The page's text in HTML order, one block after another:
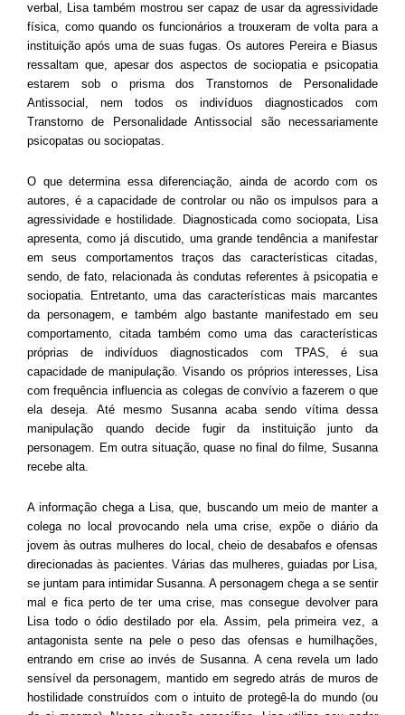
verbal, Lisa também mostrou ser capaz de usar da agressividade
física, como quando os funcionários a trouxeram de volta para a
instituição após uma de suas fugas. Os autores Pereira e Biasus
ressaltam que, apesar dos aspectos de sociopatia e psicopatia
estarem sob o prisma dos Transtornos de Personalidade
Antissocial, nem todos os indivíduos diagnosticados com
Transtorno de Personalidade Antissocial são necessariamente
psicopatas ou sociopatas.
O que determina essa diferenciação, ainda de acordo com os
autores, é a capacidade de controlar ou não os impulsos para a
agressividade e hostilidade. Diagnosticada como sociopata, Lisa
apresenta, como já discutido, uma grande tendência a manifestar
em seus comportamentos traços das características citadas,
sendo, de fato, relacionada às condutas referentes à psicopatia e
sociopatia. Entretanto, uma das características mais marcantes
da personagem, e também algo bastante manifestado em seu
comportamento, citada também como uma das características
próprias de indivíduos diagnosticados com TPAS, é sua
capacidade de manipulação. Visando os próprios interesses, Lisa
com frequência influencia as colegas de convívio a fazerem o que
ela deseja. Até mesmo Susanna acaba sendo vítima dessa
manipulação quando decide fugir da instituição junto da
personagem. Em outra situação, quase no final do filme, Susanna
recebe alta.
A informação chega a Lisa, que, buscando um meio de manter a
colega no local provocando nela uma crise, expõe o diário da
jovem às outras mulheres do local, cheio de desabafos e ofensas
direcionadas às pacientes. Várias das mulheres, guiadas por Lisa,
se juntam para intimidar Susanna. A personagem chega a se sentir
mal e fica perto de ter uma crise, mas consegue devolver para
Lisa todo o ódio destilado por ela. Assim, pela primeira vez, a
antagonista sente na pele o peso das ofensas e humilhações,
entrando em crise ao invés de Susanna. A cena revela um lado
sensível da personagem, mantido em segredo atrás de muros de
hostilidade construídos com o intuito de protegê-la do mundo (ou